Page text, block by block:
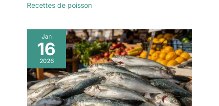
Recettes de poisson
Jan
16
2026